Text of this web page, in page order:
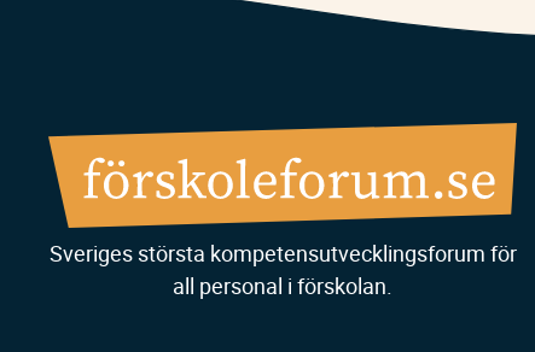
Sveriges största kompetensutvecklingsforum för
all personal i förskolan.